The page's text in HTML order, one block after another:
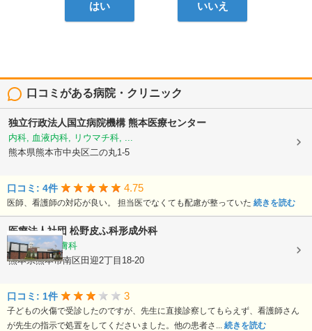
はい いいえ
口コミがある病院・クリニック
独立行政法人国立病院機構熊本医療センター
内科, 血液内科, リウマチ科, ...
熊本県熊本市中央区二の丸1-5
口コミ: 4件 4.75
医師、看護師の対応が良い。 担当医でなくても配慮が整っていた 続きを読む
医療法人社団 松野皮ふ科形成外科
形成外科, 皮膚科
熊本県熊本市南区田迎2丁目18-20
口コミ: 1件 3
子どもの火傷で受診したのですが、先生に直接診察してもらえず、看護師さん
が先生の指示で処置をしてくださいました。他の患者さ... 続きを読む